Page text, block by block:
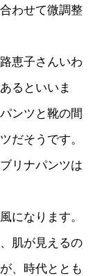
わせて微調整
恵子さんいわ
るといいま
ンツと靴の間
だそうです。
リナパンツは
になります。
肌が見えるの
、時代ととも